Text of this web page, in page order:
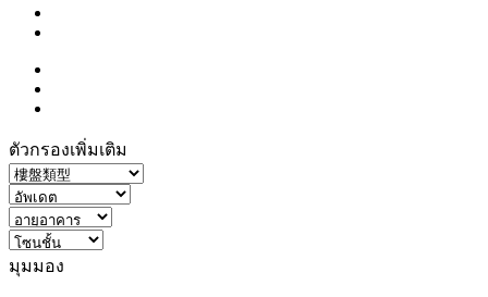
ตัวกรองเพิ่มเติม
มุมมอง